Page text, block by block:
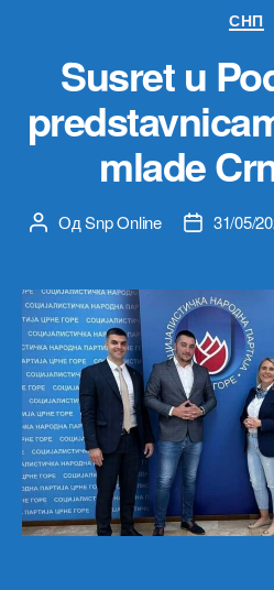
СНП
Susret u
mlade
Аутор
ОдSnp Online
Датум
31/05/